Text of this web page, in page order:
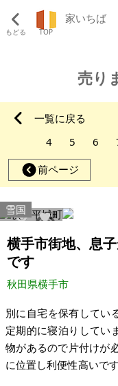
もどる TOP
家いちば
売り
一覧に戻る
4
5 6
前ページ
雪国
横手市街地、息
です
秋田県横手市
別に自宅を保有してい
定期的に寝泊りしてい
物があるので片付けが
に位置し利便性高いです。 【物件概要】※古屋付土地 場
田県横手市平城町 土